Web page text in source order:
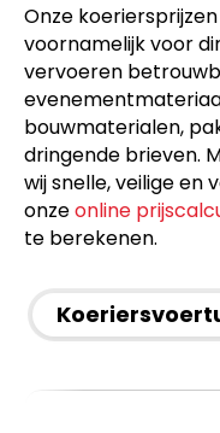
Onze
voornamelijk voor
vervoeren
bouwmaterialen,
dringende brieven.
wij snelle, veilige en
onzeonline
te berekenen.